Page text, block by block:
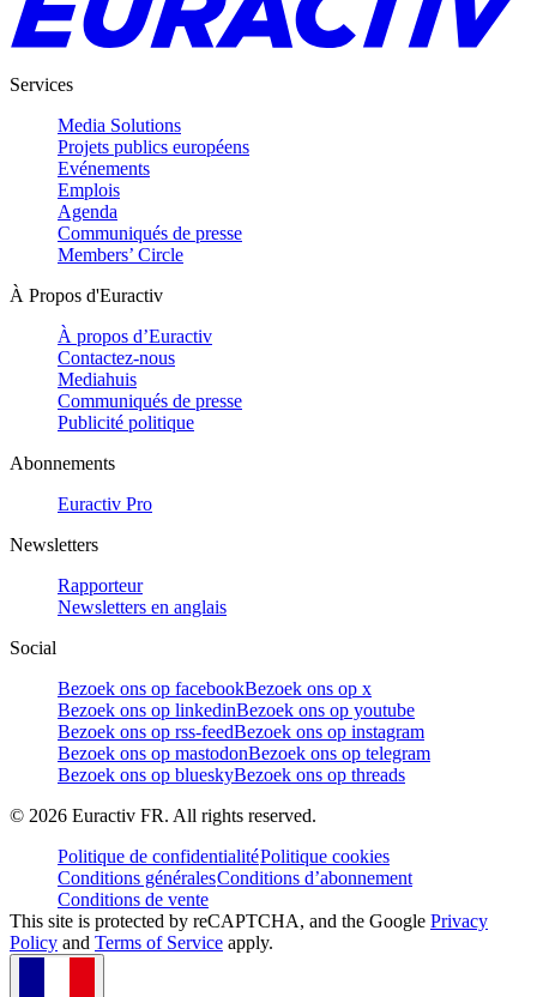
Services
Media Solutions
Projets publics européens
Evénements
Emplois
Agenda
Communiqués de presse
Members’ Circle
À Propos d'Euractiv
À propos d’Euractiv
Contactez-nous
Mediahuis
Communiqués de presse
Publicité politique
Abonnements
Euractiv Pro
Newsletters
Rapporteur
Newsletters en anglais
Social
Bezoek ons op facebookBezoek ons op x
Bezoek ons op linkedinBezoek ons op youtube
Bezoek ons op rss-feedBezoek ons op instagram
Bezoek ons op mastodonBezoek ons op telegram
Bezoek ons op blueskyBezoek ons op threads
© 2026 Euractiv FR. All rights reserved.
Politique de confidentialitéPolitique cookies
Conditions généralesConditions d’abonnement
Conditions de vente
This site is protected by reCAPTCHA, and the Google Privacy
Policy and Terms of Service apply.